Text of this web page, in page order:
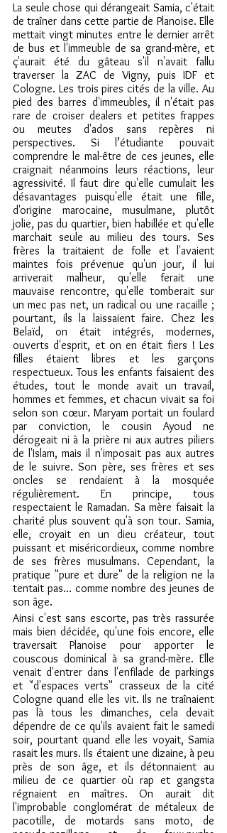
La seule chose qui dérangeait Samia, c'était
de traîner dans cette partie de Planoise. Elle
mettait vingt minutes entre le dernier arrêt
de bus et l'immeuble de sa grand-mère, et
ç'aurait été du gâteau s'il n'avait fallu
traverser la ZAC de Vigny, puis IDF et
Cologne. Les trois pires cités de la ville. Au
pied des barres d'immeubles, il n'était pas
rare de croiser dealers et petites frappes
ou meutes d'ados sans repères ni
perspectives. Si l’étudiante pouvait
comprendre le mal-être de ces jeunes, elle
craignait néanmoins leurs réactions, leur
agressivité. Il faut dire qu'elle cumulait les
désavantages puisqu'elle était une fille,
d'origine marocaine, musulmane, plutôt
jolie, pas du quartier, bien habillée et qu'elle
marchait seule au milieu des tours. Ses
frères la traitaient de folle et l'avaient
maintes fois prévenue qu'un jour, il lui
arriverait malheur, qu'elle ferait une
mauvaise rencontre, qu'elle tomberait sur
un mec pas net, un radical ou une racaille ;
pourtant, ils la laissaient faire. Chez les
Belaïd, on était intégrés, modernes,
ouverts d'esprit, et on en était fiers ! Les
filles étaient libres et les garçons
respectueux. Tous les enfants faisaient des
études, tout le monde avait un travail,
hommes et femmes, et chacun vivait sa foi
selon son cœur. Maryam portait un foulard
par conviction, le cousin Ayoud ne
dérogeait ni à la prière ni aux autres piliers
de l'Islam, mais il n'imposait pas aux autres
de le suivre. Son père, ses frères et ses
oncles se rendaient à la mosquée
régulièrement. En principe, tous
respectaient le Ramadan. Sa mère faisait la
charité plus souvent qu'à son tour. Samia,
elle, croyait en un dieu créateur, tout
puissant et miséricordieux, comme nombre
de ses frères musulmans. Cependant, la
pratique "pure et dure" de la religion ne la
tentait pas… comme nombre des jeunes de
son âge.
Ainsi c'est sans escorte, pas très rassurée
mais bien décidée, qu'une fois encore, elle
traversait Planoise pour apporter le
couscous dominical à sa grand-mère. Elle
venait d'entrer dans l'enfilade de parkings
et "d'espaces verts" crasseux de la cité
Cologne quand elle les vit. Ils ne traînaient
pas là tous les dimanches, cela devait
dépendre de ce qu'ils avaient fait le samedi
soir, pourtant quand elle les voyait, Samia
rasait les murs. Ils étaient une dizaine, à peu
près de son âge, et ils détonnaient au
milieu de ce quartier où rap et gangsta
régnaient en maîtres. On aurait dit
l'improbable conglomérat de métaleux de
pacotille, de motards sans moto, de